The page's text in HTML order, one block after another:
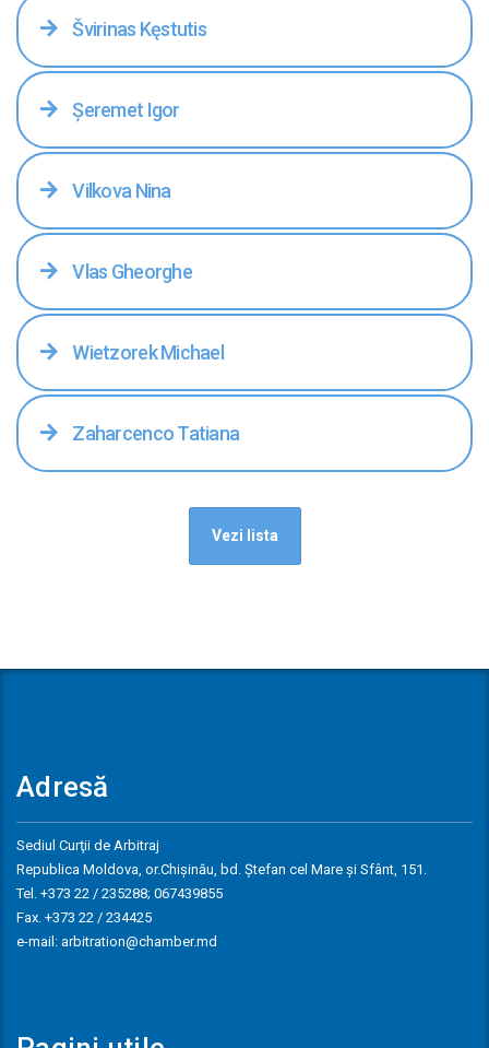
Švirinas Kęstutis
Șeremet Igor
Vilkova Nina
Vlas Gheorghe
Wietzorek Michael
Zaharcenco Tatiana
Vezi lista
Adresă
Sediul Curţii de Arbitraj
Republica Moldova, or.Chişinău, bd. Ştefan cel Mare și Sfânt, 151.
Tel. +373 22 / 235288; 067439855
Fax. +373 22 / 234425
e-mail: arbitration@chamber.md